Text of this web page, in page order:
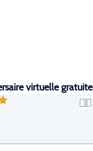
virtuelle gratuite